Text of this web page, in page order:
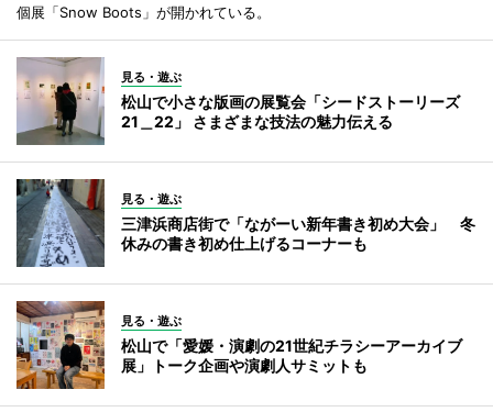
個展「Snow Boots」が開かれている。
見る・遊ぶ
松山で小さな版画の展覧会「シードストーリーズ
21＿22」 さまざまな技法の魅力伝える
見る・遊ぶ
三津浜商店街で「ながーい新年書き初め大会」 冬
休みの書き初め仕上げるコーナーも
見る・遊ぶ
松山で「愛媛・演劇の21世紀チラシーアーカイブ
展」トーク企画や演劇人サミットも